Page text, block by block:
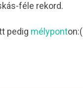
féle rekord.
pedig mélyponton:(